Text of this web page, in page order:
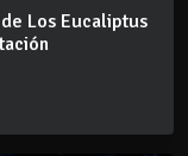
Los Eucaliptus